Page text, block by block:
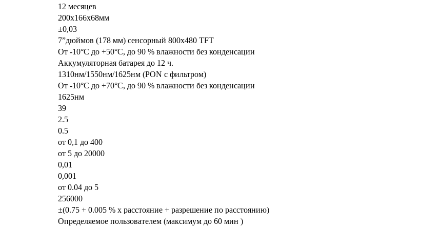
12 месяцев
200х166х68мм
±0,03
7”дюймов (178 мм) сенсорный 800х480 TFT
От -10°C до +50°C, до 90 % влажности без конденсации
Аккумуляторная батарея до 12 ч.
1310нм/1550нм/1625нм (PON с фильтром)
От -10°C до +70°C, до 90 % влажности без конденсации
1625нм
39
2.5
0.5
от 0,1 до 400
от 5 до 20000
0,01
0,001
от 0.04 до 5
256000
±(0.75 + 0.005 % x расстояние + разрешение по расстоянию)
Определяемое пользователем (максимум до 60 мин )